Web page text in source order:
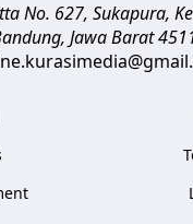
No. 627, Sukapura,
, Jawa Barat